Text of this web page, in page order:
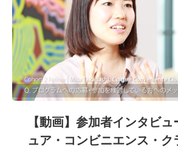
【動画】参加者インタビ
ュア・コンビニエンス・ク